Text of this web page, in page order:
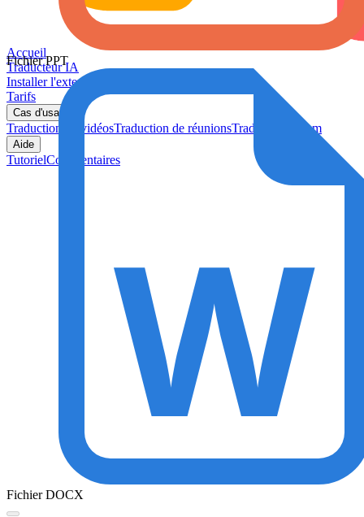
Accueil
Traducteur IA
Installer l'extension
Tarifs
Cas d'usage
Traduction de vidéosTraduction de réunionsTraduction Steam
Aide
TutorielCommentaires
Fichier PPT
Fichier DOCX